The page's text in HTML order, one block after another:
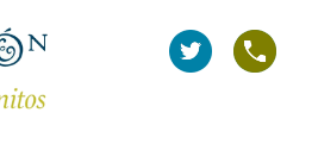
La
Fundación